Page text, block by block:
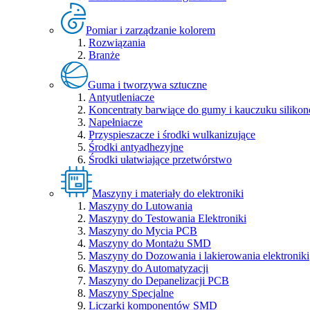
Pomiar i zarządzanie kolorem
Rozwiązania
Branże
Guma i tworzywa sztuczne
Antyutleniacze
Koncentraty barwiące do gumy i kauczuku
Napełniacze
Przyspieszacze i środki wulkanizujące
Środki antyadhezyjne
Środki ułatwiające przetwórstwo
Maszyny i materiały do elektroniki
Maszyny do Lutowania
Maszyny do Testowania Elektroniki
Maszyny do Mycia PCB
Maszyny do Montażu SMD
Maszyny do Dozowania i lakierowania elektroniki
Maszyny do Automatyzacji
Maszyny do Depanelizacji PCB
Maszyny Specjalne
Liczarki komponentów SMD